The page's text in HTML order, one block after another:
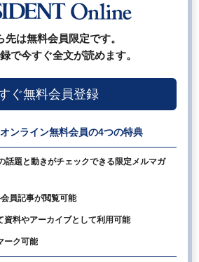
先は無料会員限定です。
で今すぐ全文が読めます。
ぐ無料会員登録
ンライン無料会員の4つの特典
話題と動きがチェックできる限定メルマガ
員記事が閲覧可能
資料やアーカイブとして利用可能
ーク可能